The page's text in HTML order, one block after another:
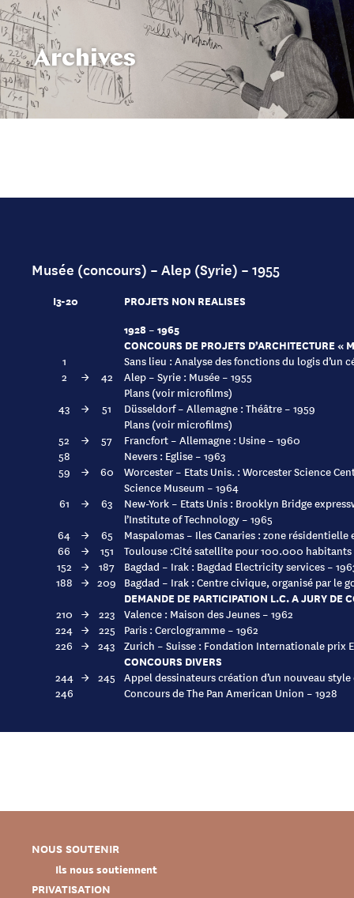
Archives
Musée (concours) – Alep (Syrie) – 1955
I3-20
PROJETS NON REALISES
1928 – 1965
CONCOURS DE PROJETS D’ARCHITECTURE «
1
Sans lieu : Analyse des fonctions du logis d’un
2
→ 42
Alep – Syrie : Musée – 1955
Plans (voir microfilms)
43
→ 51
Düsseldorf – Allemagne : Théâtre – 1959
Plans (voir microfilms)
52
→ 57
Francfort – Allemagne : Usine – 1960
58
Nevers : Eglise – 1963
59
→ 60
Worcester – Etats Unis. : Worcester Science
Science Museum – 1964
61
→ 63
New-York – Etats Unis : Brooklyn Bridge
l’Institute of Technology – 1965
64
→ 65
Maspalomas – Iles Canaries : zone
66
→ 151
Toulouse :Cité satellite pour 100.000 habitants
152
→ 187
Bagdad – Irak : Bagdad Electricity services –
188 → 209 Bagdad – Irak : Centre civique, organisé par le
DEMANDE DE PARTICIPATION L.C. A JURY DE
210 → 223 Valence : Maison des Jeunes – 1962
224 → 225
Paris : Cerclogramme – 1962
226 → 243 Zurich – Suisse : Fondation Internationale prix
CONCOURS DIVERS
244 → 245 Appel dessinateurs création d’un nouveau
246
Concours de The Pan American Union – 1928
NOUS SOUTENIR
Ils nous soutiennent
PRIVATISATION